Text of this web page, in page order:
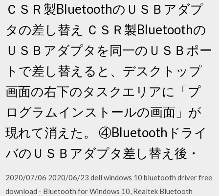
ＣＳＲ製BluetoothのＵＳＢアダプ
タの差し替え ＣＳＲ製Bluetoothの
ＵＳＢアダプタを同一のＵＳＢポー
トで差し替えると、デスクトップ
画面の右下のタスクエリアに「プ
ログラムインストールの画面」が
現れて消えた。 ④Bluetoothドライ
バのＵＳＢアダプタ差し替え後・
2020/07/06 2020/06/23 dell windows 10 bluetooth driver free
download - Bluetooth for Windows 10, Realtek Bluetooth